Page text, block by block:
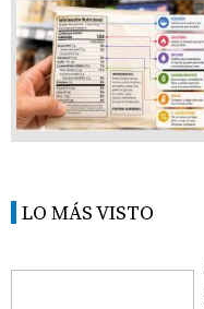
LO MÁS VISTO